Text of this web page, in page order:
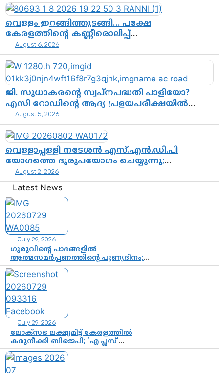
വെള്ളം ഇറങ്ങിത്തുടങ്ങി… പക്ഷേ
കേരളത്തിന്റെ കണ്ണീരൊലിപ്പ്
എന്നവസാനിക്കും?
August 6, 2026
ജി. സുധാകരന്റെ സ്വപ്നപദ്ധതി പാളിയോ?
എസി റോഡിന്റെ ആദ്യ പ്രളയപരീക്ഷയിൽ
ഉയരുന്നത് ഗുരുതര ചോദ്യങ്ങൾ
August 5, 2026
വെള്ളാപ്പള്ളി നടേശൻ എസ്.എൻ.ഡി.പി
യോഗത്തെ ദുരുപയോഗം ചെയ്യുന്നു;
ശ്രീനാരായണ പ്രസ്ഥാനത്തെ കാർന്നുതിന്നുന്ന
വിഷവിത്ത്: ഗോകുലം ഗോപാലൻ
August 2, 2026
Latest News
July 29, 2026
ഗുരുവിന്റെ പാദങ്ങളിൽ
ആത്മസമർപ്പണത്തിന്റെ പുണ്യദിനം;
മാതാ അമൃതാനന്ദമയി മഠത്തിൽ
ഭക്തിസാന്ദ്രമായി ഗുരുപൂർണിമ
ആഘോഷം
July 29, 2026
ലോക്സഭ ലക്ഷ്യമിട്ട് കേരളത്തിൽ
കരുനീക്കി ബിജെപി; ‘എ പ്ലസ്’
മണ്ഡലങ്ങളിൽ പ്രമുഖരെ ഇറക്കി
കേന്ദ്രനേതൃത്വം, തിരുവനന്തപുരത്ത്
രാജീവ് ചന്ദ്രശേഖർ, ആറ്റിങ്ങലിൽ കെ.